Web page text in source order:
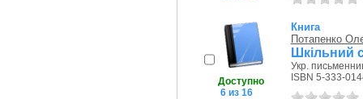
Доступно
6 из 16
Книга
Потапенко
Шкільний
Укр.
ISBN 5-333-